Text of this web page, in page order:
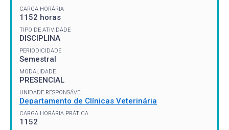
CARGA HORÁRIA
1152 horas
TIPO DE ATIVIDADE
DISCIPLINA
PERIODICIDADE
Semestral
MODALIDADE
PRESENCIAL
UNIDADE RESPONSÁVEL
Departamento de Clínicas Veterinária
CARGA HORÁRIA PRÁTICA
1152